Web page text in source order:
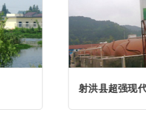
射洪县超强现